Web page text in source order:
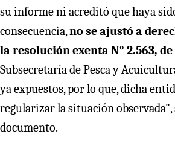
su informe ni acreditó que haya
consecuencia,no se ajustó a
la resolución exenta N° 2.563, de
Subsecretaría de Pesca y
ya expuestos, por lo que, dicha
regularizar la situación observada",
documento.